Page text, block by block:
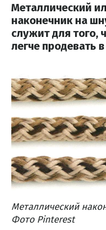
Металлический
наконечник на
служит для того,
легче продевать
Металлический
Фото Pinterest